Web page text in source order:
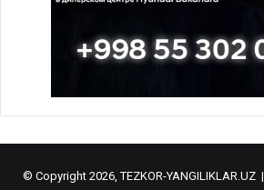
© Copyright 2026, TEZKOR-YANGILIKLAR.UZ |